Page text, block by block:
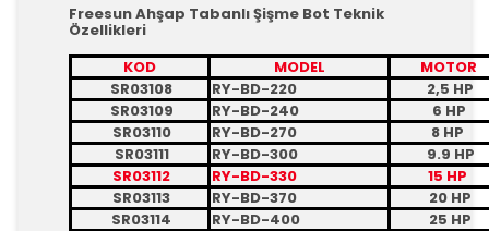
Freesun Ahşap Tabanlı Şişme Bot Teknik
Özellikleri
KOD
MODEL
MOTOR
SR03108
RY-BD-220
2,5 HP
SR03109
RY-BD-240
6 HP
SR03110
RY-BD-270
8 HP
SR03111
RY-BD-300
9.9 HP
SR03112
RY-BD-330
15 HP
SR03113
RY-BD-370
20 HP
SR03114
RY-BD-400 25 HP